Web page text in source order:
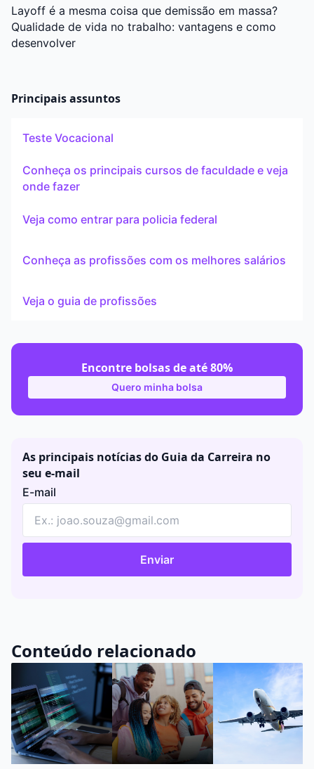
Layoff é a mesma coisa que demissão em massa?
Qualidade de vida no trabalho: vantagens e como
desenvolver
Principais assuntos
Teste Vocacional
Conheça os principais cursos de faculdade e veja
onde fazer
Veja como entrar para policia federal
Conheça as profissões com os melhores salários
Veja o guia de profissões
Encontre bolsas de até 80%
Quero minha bolsa
As principais notícias do Guia da Carreira no
seu e-mail
E-mail
Enviar
Conteúdo relacionado